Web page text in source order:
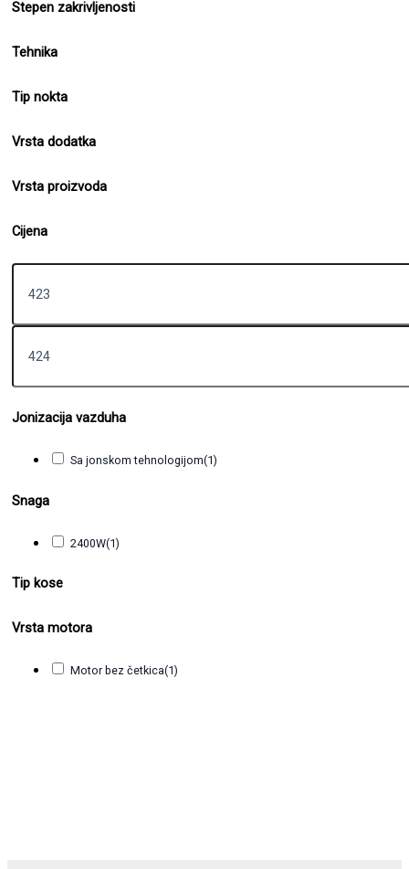
Stepen zakrivljenosti
Tehnika
Tip nokta
Vrsta dodatka
Vrsta proizvoda
Cijena
Jonizacija vazduha
Sa jonskom tehnologijom(1)
Snaga
2400W(1)
Tip kose
Vrsta motora
Motor bez četkica(1)